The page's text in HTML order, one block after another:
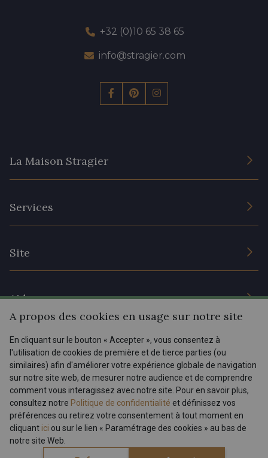
+32 (0)10 65 38 65
info@stragier.com
La Maison Stragier
Services
Site
Prix réduits
Aide
Livraison : France, Belgique, International
Retours & réclamations
FAQ - Questions fréquentes
Modes de paiements
Menu
Tous nos tissus
Magazine
FR EN
A propos des cookies en usage sur notre site
En cliquant sur le bouton « Accepter », vous consentez à
l'utilisation de cookies de première et de tierce parties (ou
similaires) afin d'améliorer votre expérience globale de navigation
sur notre site web, de mesurer notre audience et de comprendre
comment vous interagissez avec notre site. Pour en savoir plus,
consultez notre Politique de confidentialité et définissez vos
préférences ou retirez votre consentement à tout moment en
cliquant ici ou sur le lien « Paramétrage des cookies » au bas de
notre site Web.